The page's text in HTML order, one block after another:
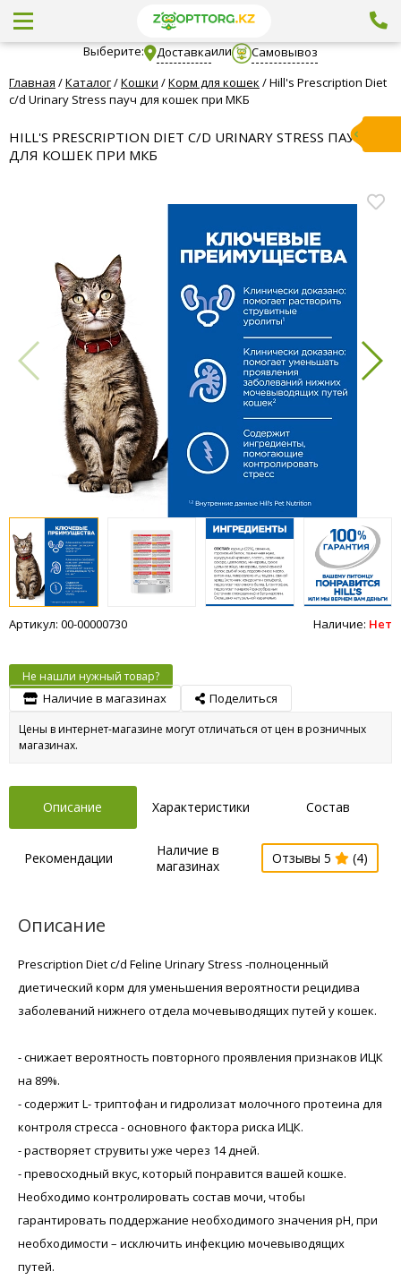
Выберите: Доставкаили
Самовывоз
Главная /Каталог/Кошки /Корм для кошек /Hill's Prescription Diet
c/d Urinary Stress пауч для кошек при МКБ
HILL'S PRESCRIPTION DIET C/D URINARY STRESS ПАУЧ
ДЛЯ КОШЕК ПРИ МКБ
Артикул: 00-00000730 Наличие: Нет
Не нашли нужный товар?
Наличие в магазинах Поделиться
Цены в интернет-магазине могут отличаться от цен в розничных
магазинах.
Описание Характеристики Состав
Рекомендации
Наличие в
магазинах
Отзывы 5 (4)
Описание
Prescription Diet c/d Feline Urinary Stress -полноценный
диетический корм для уменьшения вероятности рецидива
заболеваний нижнего отдела мочевыводящих путей у кошек.
- снижает вероятность повторного проявления признаков ИЦК
на 89%.
- содержит L- триптофан и гидролизат молочного протеина для
контроля стресса - основного фактора риска ИЦК.
- растворяет струвиты уже через 14 дней.
- превосходный вкус, который понравится вашей кошке.
Необходимо контролировать состав мочи, чтобы
гарантировать поддержание необходимого значения рН, при
необходимости – исключить инфекцию мочевыводящих
путей.